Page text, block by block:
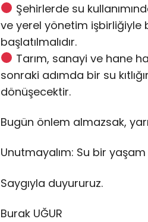
Şehirlerde su
ve yerel yönetim işbirliğiyle
başlatılmalıdır.
Tarım, sanayi ve hane
sonraki adımda bir su
dönüşecektir.
Bugün önlem almazsak,
Unutmayalım: Su bir
Saygıyla duyururuz.
Burak UĞUR